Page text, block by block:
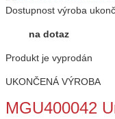
Dostupnost výroba
na dotaz
Produkt je vyprodán
UKONČENÁ VÝROBA
MGU400042